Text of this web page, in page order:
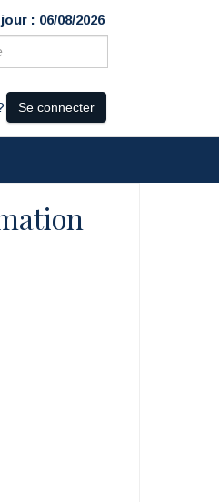
: 06/08/2026
Se connecter